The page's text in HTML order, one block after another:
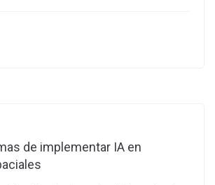
de implementar IA en